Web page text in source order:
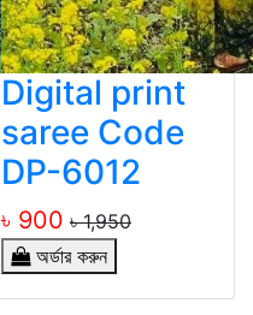
Digital print
saree Code
DP-6012
৳ 900 ৳ 1,950
অর্ডার করুন